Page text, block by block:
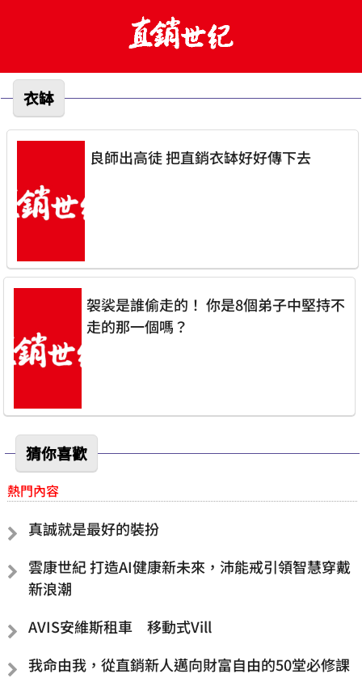
衣缽
良師出高徒 把直銷衣缽好好傳下去
袈裟是誰偷走的！ 你是8個弟子中堅持不
走的那一個嗎？
猜你喜歡
熱門內容
真誠就是最好的裝扮
雲康世紀 打造AI健康新未來，沛能戒引領智慧穿戴
新浪潮
AVIS安維斯租車 移動式Vill
我命由我，從直銷新人邁向財富自由的50堂必修課